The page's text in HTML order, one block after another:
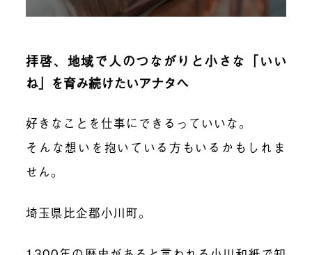
拝啓、地域で人のつながりと小さな「いい
ね」を育み続けたいアナタへ
好きなことを仕事にできるっていいな。
そんな想いを抱いている方もいるかもしれま
せん。
埼玉県比企郡小川町。